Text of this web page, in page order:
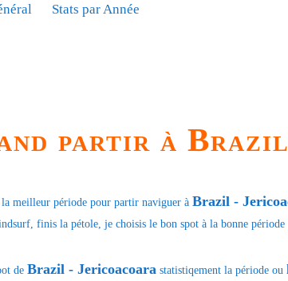
Stats par Année
partir à
meilleur période pour partir naviguer à Brazil -
finis la pétole, je choisis le bon spot à la bonne période
de Brazil - Jericoacoara statistiqement la période ou